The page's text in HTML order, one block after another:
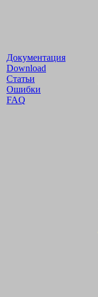
Документация
Download
Статьи
Ошибки
FAQ